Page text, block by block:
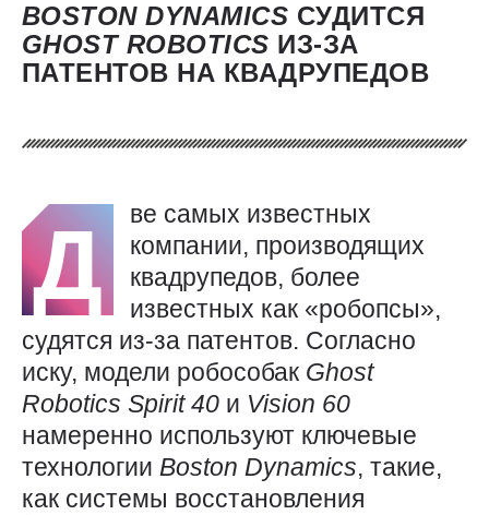
BOSTONDYNAMICS СУДИТСЯ
GHOST ROBOTICS ИЗ-ЗА
ПАТЕНТОВ НА КВАДРУПЕДОВ
Д
ве самых известных
компании, производящих
квадрупедов, более
известных как «робопсы»,
судятся из-за патентов. Согласно
иску, модели робособак Ghost
Robotics Spirit 40 и Vision 60
намеренно используют ключевые
технологии Boston Dynamics, такие,
как системы восстановления